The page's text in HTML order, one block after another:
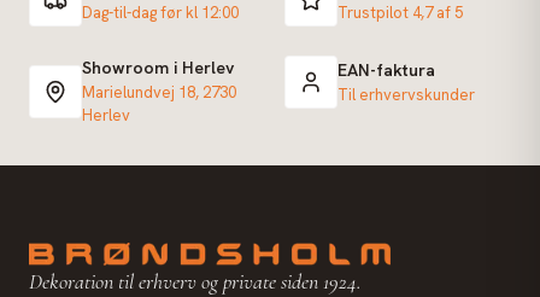
Dag-til-dag før kl 12:00 Trustpilot 4,7 af 5
Showroom i Herlev
Marielundvej 18, 2730
Herlev
EAN-faktura
Til erhvervskunder
Dekoration til erhverv og private siden 1924.